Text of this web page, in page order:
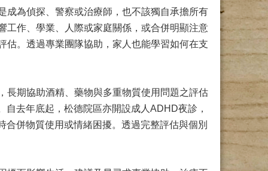
成為偵探、警察或治療師，也不該獨自承擔所有
工作、學業、人際或家庭關係，或合併明顯注意
估。透過專業團隊協助，家人也能學習如何在支
長期協助酒精、藥物與多重物質使用問題之評估
去年底起，松德院區亦開設成人ADHD夜診，
併物質使用或情緒困擾。透過完整評估與個別